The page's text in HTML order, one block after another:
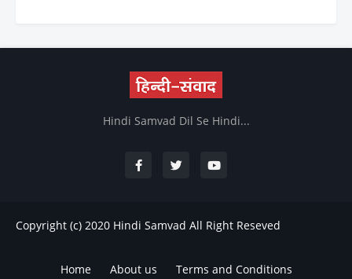
Hindi Samvad Dil Se Hindi...
Copyright (c) 2020 Hindi Samvad All Right Reseved
Home About us Terms and Conditions